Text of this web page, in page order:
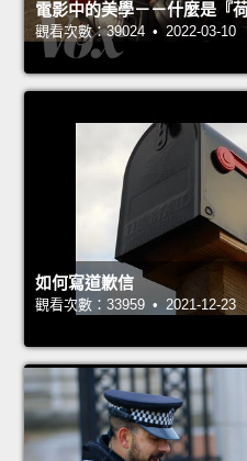
電影中的美學－－什麼是『
觀看次數：39024 • 2022-03-10
如何寫道歉信
觀看次數：33959 • 2021-12-23